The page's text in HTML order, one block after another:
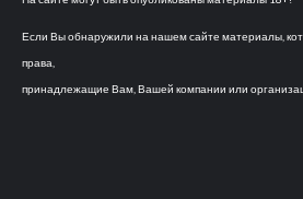
Если Вы обнаружили на нашем сайте материалы,
права,
принадлежащие Вам, Вашей компании или